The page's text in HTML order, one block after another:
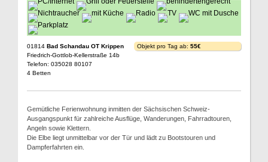
01814 Bad Schandau OT Krippen
Friedrich-Gottlob-Kellerstraße 14b
Telefon: 035028 80107
4 Betten
Objekt pro Tag ab: 55€
Gemütliche Ferienwohnung inmitten der Sächsischen Schweiz-
Ausgangspunkt für zahlreiche Ausflüge, Wanderungen, Fahrradtouren,
Angeln sowie Klettern.
Die Elbe liegt unmittelbar vor der Tür und lädt zu Bootstouren und
Dampferfahrten ein.